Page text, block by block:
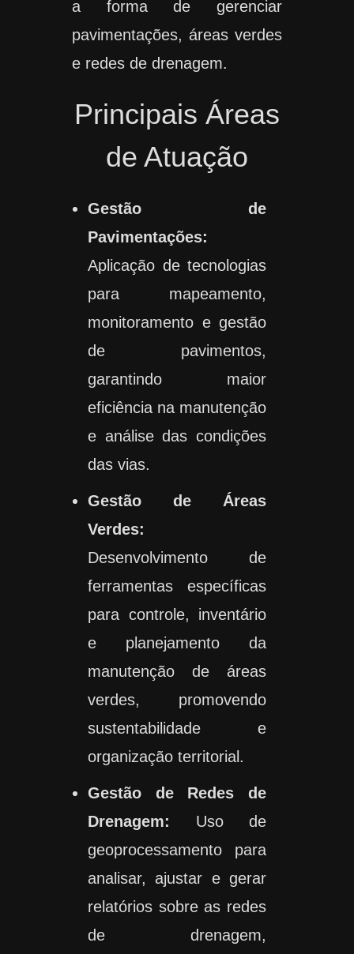
a forma de gerenciar
pavimentações, áreas verdes
e redes de drenagem.
Principais Áreas
de Atuação
Gestão de
Pavimentações:
Aplicação de tecnologias
para mapeamento,
monitoramento e gestão
de pavimentos,
garantindo maior
eficiência na manutenção
e análise das condições
das vias.
Gestão de Áreas
Verdes:
Desenvolvimento de
ferramentas específicas
para controle, inventário
e planejamento da
manutenção de áreas
verdes, promovendo
sustentabilidade e
organização territorial.
Gestão de Redes de
Drenagem: Uso de
geoprocessamento para
analisar, ajustar e gerar
relatórios sobre as redes
de drenagem,